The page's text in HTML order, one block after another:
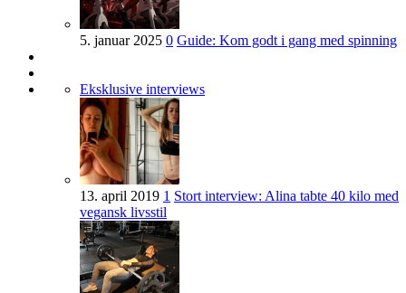
5. januar 2025 0 Guide: Kom godt i gang med spinning
Eksklusive interviews
13. april 2019 1 Stort interview: Alina tabte 40 kilo med
vegansk livsstil